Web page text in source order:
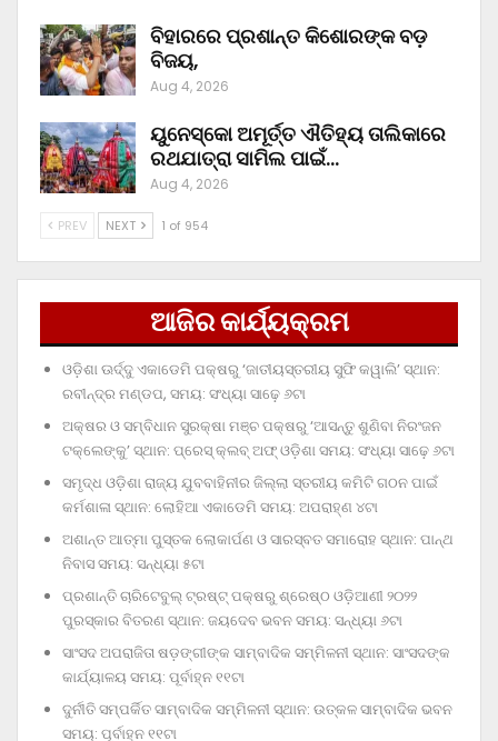
ବିହାରରେ ପ୍ରଶାନ୍ତ କିଶୋରଙ୍କ ବଡ଼
ବିଜୟ,
Aug 4, 2026
ୟୁନେସ୍କୋ ଅମୂର୍ତ୍ତ ଐତିହ୍ୟ ତାଲିକାରେ
ରଥଯାତ୍ରା ସାମିଲ ପାଇଁ…
Aug 4, 2026
PREV NEXT 1 of 954
ଆଜିର କାର୍ଯ୍ୟକ୍ରମ
ଓଡ଼ିଶା ଊର୍ଦ୍ଦୁ ଏକାଡେମି ପକ୍ଷରୁ ‘ଜାତୀୟସ୍ତରୀୟ ସୁଫି କୱାଲି’ ସ୍ଥାନ:
ରବୀନ୍ଦ୍ର ମଣ୍ଡପ, ସମୟ: ସଂଧ୍ୟା ସାଢ଼େ ୬ଟା
ଅକ୍ଷର ଓ ସମ୍ବିଧାନ ସୁରକ୍ଷା ମଞ୍ଚ ପକ୍ଷରୁ ‘ଆସନ୍ତୁ ଶୁଣିବା ନିରଂଜନ
ଟକ୍‌ଲେଙ୍କୁ’ ସ୍ଥାନ: ପ୍ରେସ୍‌ କ୍ଲବ୍‌ ଅଫ୍‌ ଓଡ଼ିଶା ସମୟ: ସଂଧ୍ୟା ସାଢ଼େ ୬ଟା
ସମୃଦ୍ଧ ଓଡ଼ିଶା ରାଜ୍ୟ ଯୁବବାହିନୀର ଜିଲ୍ଲା ସ୍ତରୀୟ କମିଟି ଗଠନ ପାଇଁ
କର୍ମଶାଳା ସ୍ଥାନ: ଲୋହିଆ ଏକାଡେମି ସମୟ: ଅପରାହ୍‌ଣ ୪ଟା
ଅଶାନ୍ତ ଆତ୍ମା ପୁସ୍ତକ ଲୋକାର୍ପଣ ଓ ସାରସ୍ବତ ସମାରୋହ ସ୍ଥାନ: ପାନ୍ଥ
ନିବାସ ସମୟ: ସନ୍ଧ୍ୟା ୫ଟା
ପ୍ରଶାନ୍ତି ଚାରିଟେବୁଲ୍‌ ଟ୍ରଷ୍ଟ୍‌ ପକ୍ଷରୁ ଶ୍ରେଷ୍ଠ ଓଡ଼ିଆଣୀ ୨୦୨୨
ପୁରସ୍କାର ବିତରଣ ସ୍ଥାନ: ଜୟଦେବ ଭବନ ସମୟ: ସନ୍ଧ୍ୟା ୬ଟା
ସାଂସଦ ଅପରାଜିତା ଷଡ଼ଙ୍ଗୀଙ୍କ ସାମ୍ବାଦିକ ସମ୍ମିଳନୀ ସ୍ଥାନ: ସାଂସଦଙ୍କ
କାର୍ଯ୍ୟାଳୟ ସମୟ: ପୂର୍ବାହ୍ନ ୧୧ଟା
ଦୁର୍ନୀତି ସମ୍ପର୍କିତ ସାମ୍ବାଦିକ ସମ୍ମିଳନୀ ସ୍ଥାନ: ଉତ୍କଳ ସାମ୍ବାଦିକ ଭବନ
ସମୟ: ପୂର୍ବାହ୍ନ ୧୧ଟା